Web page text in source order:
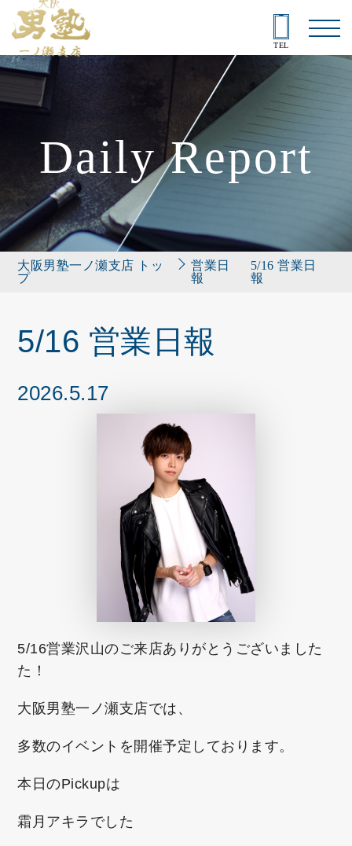
TEL
Daily Report
大阪男塾一ノ瀬支店 トッ
プ
営業日
報
5/16 営業日
報
5/16 営業日報
2026.5.17
5/16営業沢山のご来店ありがとうございました
た！
大阪男塾一ノ瀬支店では、
多数のイベントを開催予定しております。
本日のPickupは
霜月アキラでした